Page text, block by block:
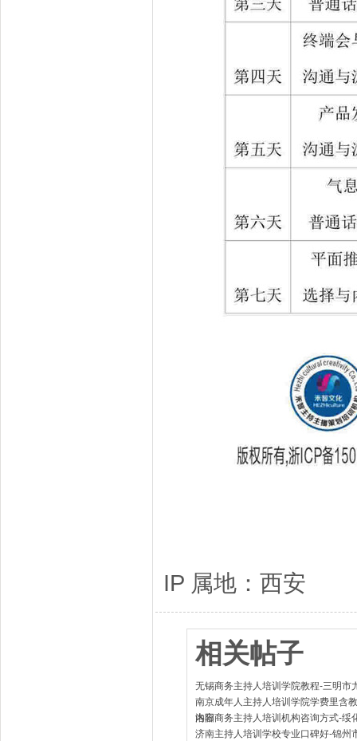
IP 属地：西安
相关帖子
无锡商务主持人培训学院教程-三明市
南京成年人主持人培训学院学费里含
内容
洛阳商务主持人培训机构咨询方式-绥
济南主持人培训学校专业口碑好-锦州